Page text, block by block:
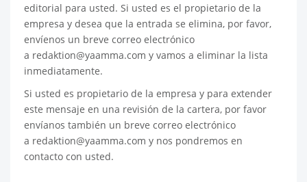
editorial para usted. Si usted es el propietario de la
empresa y desea que la entrada se elimina, por favor,
envíenos un breve correo electrónico
a redaktion@yaamma.com y vamos a eliminar la lista
inmediatamente.
Si usted es propietario de la empresa y para extender
este mensaje en una revisión de la cartera, por favor
envíanos también un breve correo electrónico
a redaktion@yaamma.com y nos pondremos en
contacto con usted.